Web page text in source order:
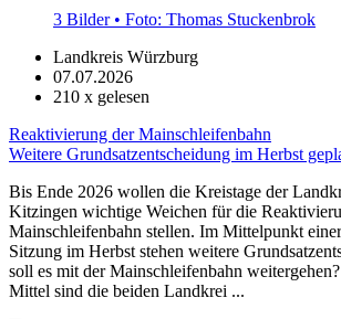
3 Bilder • Foto: Thomas Stuckenbrok
Landkreis Würzburg
07.07.2026
210 x gelesen
Reaktivierung der Mainschleifenbahn
Weitere Grundsatzentscheidung im Herbst
Bis Ende 2026 wollen die Kreistage der
Kitzingen wichtige Weichen für die
Mainschleifenbahn stellen. Im Mittelpunkt
Sitzung im Herbst stehen weitere
soll es mit der Mainschleifenbahn
Mittel sind die beiden Landkrei ...